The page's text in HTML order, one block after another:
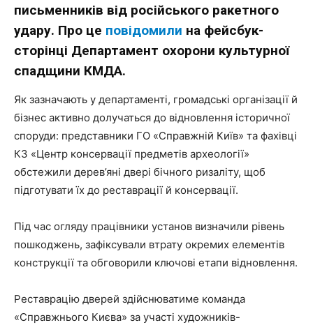
письменників від російського ракетного
удару. Про це повідомили на фейсбук-
сторінці Департамент охорони культурної
спадщини КМДА.
Як зазначають у департаменті, громадські організації й
бізнес активно долучаться до відновлення історичної
споруди: представники ГО «Справжній Київ» та фахівці
КЗ «Центр консервації предметів археології»
обстежили дерев’яні двері бічного ризаліту, щоб
підготувати їх до реставрації й консервації.
Під час огляду працівники установ визначили рівень
пошкоджень, зафіксували втрату окремих елементів
конструкції та обговорили ключові етапи відновлення.
Реставрацію дверей здійснюватиме команда
«Справжнього Києва» за участі художників-